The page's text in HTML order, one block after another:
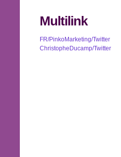
Multilink
FR/PinkoMarketing/Twitter
ChristopheDucamp/Twitter